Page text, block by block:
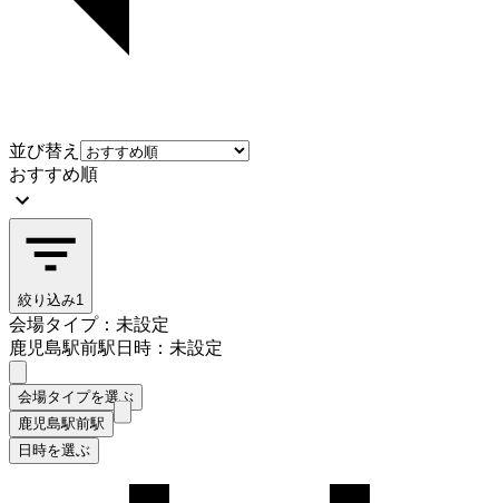
並び替え
おすすめ順
絞り込み1
会場タイプ：未設定
鹿児島駅前駅日時：未設定
会場タイプを選ぶ
鹿児島駅前駅
日時を選ぶ